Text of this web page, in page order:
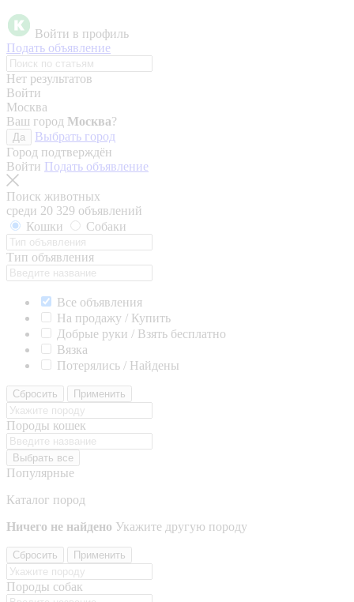
Войти в профиль
Подать объявление
Нет результатов
Войти
Москва
Ваш город Москва?
Да
Выбрать город
Город подтверждён
Войти Подать объявление
Поиск животных
среди 20 329 объявлений
Кошки
Собаки
Тип объявления
Все объявления
На продажу / Купить
Добрые руки / Взять бесплатно
Вязка
Потерялись / Найдены
Сбросить Применить
Породы кошек
Выбрать все
Популярные
Каталог пород
Ничего не найдено Укажите другую породу
Сбросить Применить
Породы собак